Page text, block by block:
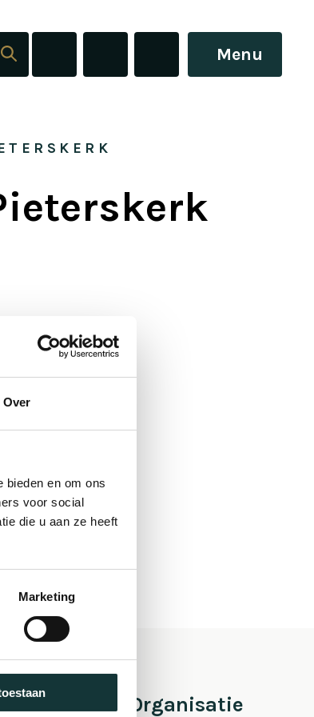
Over
bieden en om ons
voor social
die u aan ze heeft
Marketing
Menu
Organisatie